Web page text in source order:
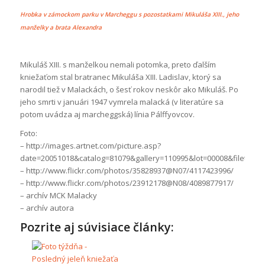
Hrobka v zámockom parku v Marcheggu s pozostatkami Mikuláša XIII., jeho
manželky a brata Alexandra
Mikuláš XIII. s manželkou nemali potomka, preto ďalším
kniežaťom stal bratranec Mikuláša XIII. Ladislav, ktorý sa
narodil tiež v Malackách, o šesť rokov neskôr ako Mikuláš. Po
jeho smrti v januári 1947 vymrela malacká (v literatúre sa
potom uvádza aj marcheggská) línia Pálffyovcov.
Foto:
– http://images.artnet.com/picture.asp?
– http://www.flickr.com/photos/35828937@N07/4117423996/
– http://www.flickr.com/photos/23912178@N08/4089877917/
– archív MCK Malacky
– archív autora
Pozrite aj súvisiace články: